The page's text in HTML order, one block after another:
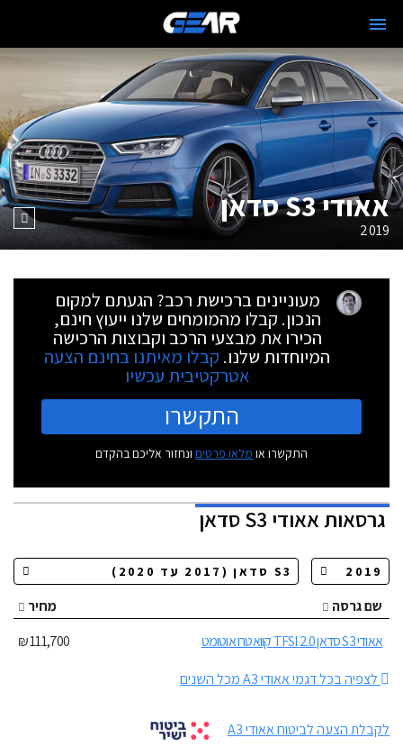
אאודי S3 סדאן
2019
מעוניינים ברכישת רכב? הגעתם למקום
הנכון. קבלו מהמומחים שלנו ייעוץ חינם,
הכירו את מבצעי הרכב וקבוצות הרכישה
המיוחדות שלנו. קבלו מאיתנו בחינם הצעה
אטרקטיבית עכשיו
התקשרו
התקשרו או מלאו פרטים ונחזור אליכם בהקדם
גרסאותאאודי S3 סדאן
שם גרסה
מחיר
אאודי S3 סדאן 2.0 TFSI קוואטרו אוטומט
111,700 ₪
לצפיה בכל דגמי אאודי A3 מכל השנים
לקבלת הצעה לביטוח אאודי A3